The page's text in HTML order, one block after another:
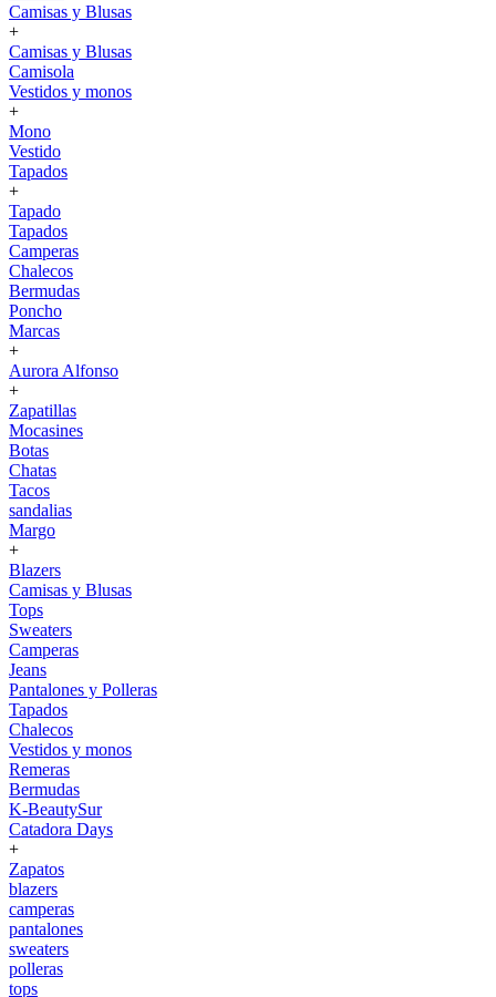
Camisas y Blusas
+
Camisas y Blusas
Camisola
Vestidos y monos
+
Mono
Vestido
Tapados
+
Tapado
Tapados
Camperas
Chalecos
Bermudas
Poncho
Marcas
+
Aurora Alfonso
+
Zapatillas
Mocasines
Botas
Chatas
Tacos
sandalias
Margo
+
Blazers
Camisas y Blusas
Tops
Sweaters
Camperas
Jeans
Pantalones y Polleras
Tapados
Chalecos
Vestidos y monos
Remeras
Bermudas
K-BeautySur
Catadora Days
+
Zapatos
blazers
camperas
pantalones
sweaters
polleras
tops